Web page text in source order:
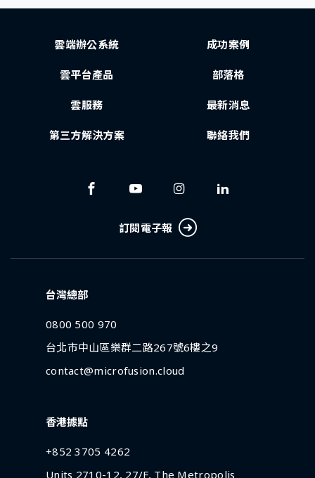
雲端辦公系統
雲平台產品
雲服務
第三方解決方案
成功案例
部落格
最新消息
聯絡我們
訂閱電子報
台灣總部
0800 500 970
台北市中山區樂群二路267號6樓之9
contact@microfusion.cloud
香港據點
+852 3705 4262
Units 2710-12, 27/F, The Metropolis